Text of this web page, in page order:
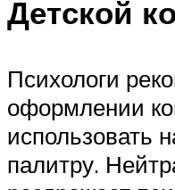
Детской
Психологи
оформлении
использовать
палитру.